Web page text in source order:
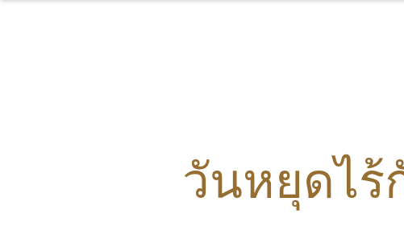
วันหยุดไร้